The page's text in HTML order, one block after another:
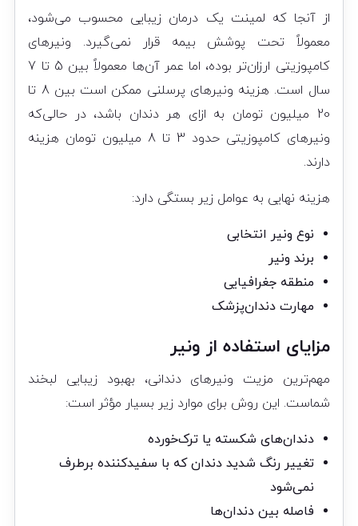
از آنجا که لمینت یک درمان زیبایی محسوب می‌شود،
معمولاً تحت پوشش بیمه قرار نمی‌گیرد. ونیرهای
کامپوزیتی ارزان‌تر بوده، اما عمر آن‌ها معمولاً بین 5 تا 7
سال است. هزینه ونیرهای پرسلنی ممکن است بین 8 تا
20 میلیون تومان به ازای هر دندان باشد، در حالی‌که
ونیرهای کامپوزیتی حدود 3 تا 8 میلیون تومان هزینه
دارند.
هزینه نهایی به عوامل زیر بستگی دارد:
نوع ونیر انتخابی
برند ونیر
منطقه جغرافیایی
مهارت دندان‌پزشک
مزایای استفاده از ونیر
مهم‌ترین مزیت ونیرهای دندانی، بهبود زیبایی لبخند
شماست. این روش برای موارد زیر بسیار مؤثر است:
دندان‌های شکسته یا ترک‌خورده
تغییر رنگ شدید دندان که با سفیدکننده برطرف
نمی‌شود
فاصله بین دندان‌ها